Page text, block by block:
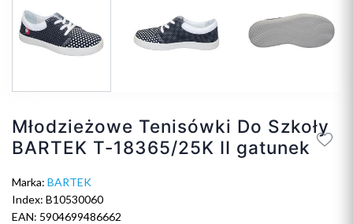
Młodzieżowe Tenisówki Do Szkoły
BARTEK T-18365/25K II gatunek
Marka: BARTEK
Index: B10530060
EAN: 5904699486662